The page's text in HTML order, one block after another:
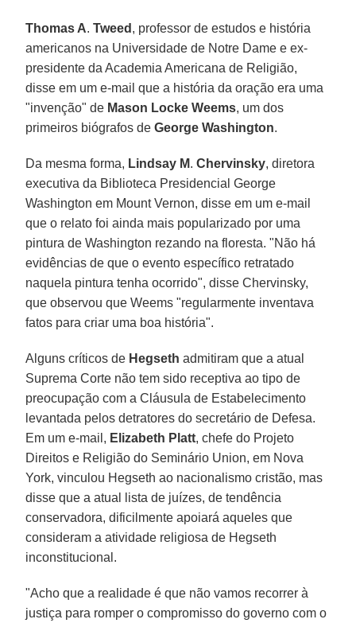
Thomas A. Tweed , professor de estudos e história
americanos na Universidade de Notre Dame e ex-
presidente da Academia Americana de Religião,
disse em um e-mail que a história da oração era uma
"invenção" de Mason Locke Weems, um dos
primeiros biógrafos deGeorge Washington.
Da mesma forma, Lindsay M. Chervinsky, diretora
executiva da Biblioteca Presidencial George
Washington em Mount Vernon, disse em um e-mail
que o relato foi ainda mais popularizado por uma
pintura de Washington rezando na floresta. "Não há
evidências de que o evento específico retratado
naquela pintura tenha ocorrido", disse Chervinsky,
que observou que Weems "regularmente inventava
fatos para criar uma boa história".
Alguns críticos de Hegseth admitiram que a atual
Suprema Corte não tem sido receptiva ao tipo de
preocupação com a Cláusula de Estabelecimento
levantada pelos detratores do secretário de Defesa.
Em um e-mail, Elizabeth Platt, chefe do Projeto
Direitos e Religião do Seminário Union, em Nova
York, vinculou Hegseth ao nacionalismo cristão, mas
disse que a atual lista de juízes, de tendência
conservadora, dificilmente apoiará aqueles que
consideram a atividade religiosa de Hegseth
inconstitucional.
"Acho que a realidade é que não vamos recorrer à
justiça para romper o compromisso do governo com o